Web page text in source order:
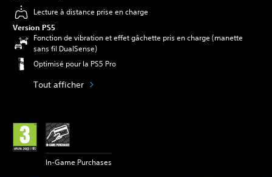
Lecture à distance prise en charge
Version PS5
Fonction de vibration et effet gâchette pris en charge (manette
sans fil DualSense)
Optimisé pour la PS5 Pro
Tout afficher
In-Game Purchases